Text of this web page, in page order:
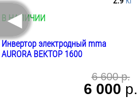
В НАЛИЧИИ
Инвертор электродный mma
AURORA ВЕКТОР 1600
6 600 р.
6 000 р.
◄